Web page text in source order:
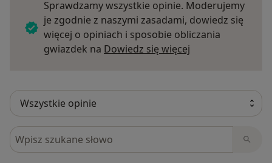
Sprawdzamy wszystkie opinie. Moderujemy
je zgodnie z naszymi zasadami, dowiedz się
więcej o opiniach i sposobie obliczania
gwiazdek na Dowiedz się więcej
Szukaj w opiniach